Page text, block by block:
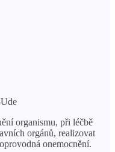
organismu, při léčbě
orgánů, realizovat
onemocnění.